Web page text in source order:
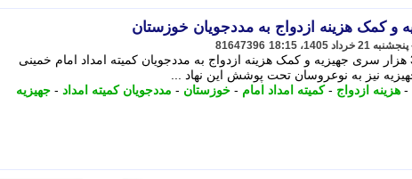
81647396
همزمان با برگزاری آیین سراسری اهدای 30 هزار سری جهیزیه و کمک هزینه ازدواج به مددجویان کمیته امداد امام خمینی
- هزینه ازدواج -کمیته امداد امام - خوزستان - مددجویان کمیته امداد - جهیزیه